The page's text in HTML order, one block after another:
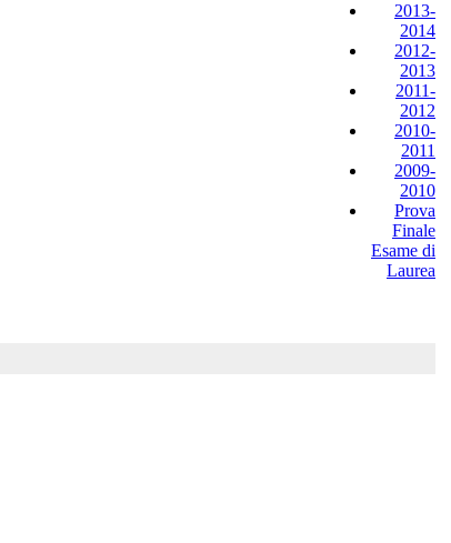
2013-
2014
2012-
2013
2011-
2012
2010-
2011
2009-
2010
Prova
Finale
Esame di
Laurea